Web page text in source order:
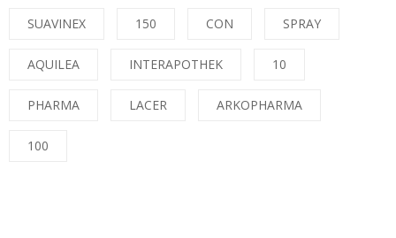
SUAVINEX 150 CON SPRAY
AQUILEA INTERAPOTHEK 10
PHARMA LACER ARKOPHARMA
100